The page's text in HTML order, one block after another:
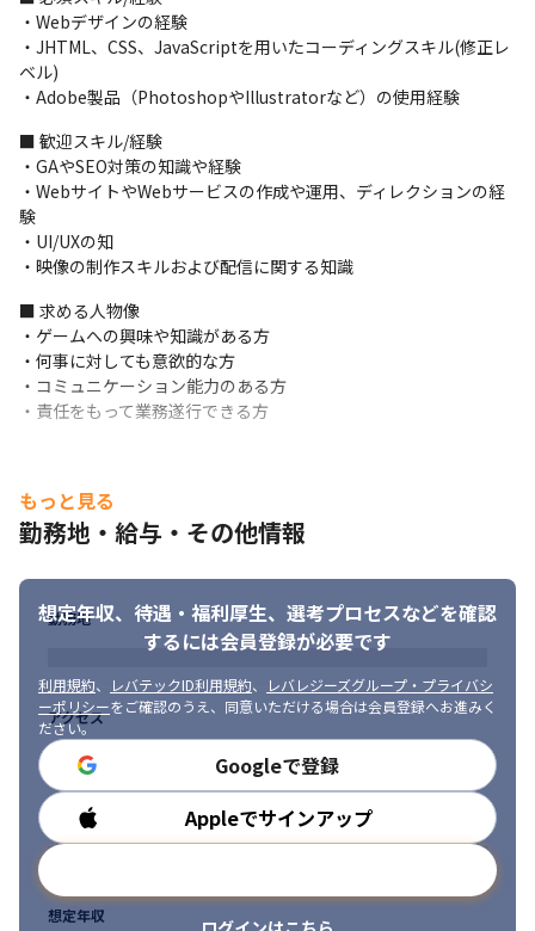
で、『ZUIKI』ブランドの確立やビジネスの拡大させファンを作る
ことに貢献できます
・自社開発にも力を入れているため、多種多様な業種の知識や経
験を吸収しながら世の中にソリューションを提供していけます
・家電/カメラ/ゲーム/工業など幅広い分野の方々と触れる機会が
あります
コミュニケーションを積極的にとって業務を進めています。
・Webデザインの経験
・JHTML、CSS、JavaScriptを用いたコーディングスキル(修正レ
ベル)
・Adobe製品（PhotoshopやIllustratorなど）の使用経験
■ 歓迎スキル/経験
・GAやSEO対策の知識や経験
・WebサイトやWebサービスの作成や運用、ディレクションの経
験
・UI/UXの知
・映像の制作スキルおよび配信に関する知識
■ 求める人物像
・ゲームへの興味や知識がある方
・何事に対しても意欲的な方
・コミュニケーション能力のある方
・責任をもって業務遂行できる方
もっと見る
勤務地・給与・その他情報
想定年収、待遇・福利厚生、 選考プロセスなどを確認
するには会員登録が必要です
利用規約、 レバテックID利用規約、
レバレジーズグループ・プライバシ
ーポリシーをご確認のうえ、同意いただける場合は会員登録へお進みく
ださい。
Googleで登録
Appleでサインアップ
勤務地
アクセス
勤務時間
想定年収